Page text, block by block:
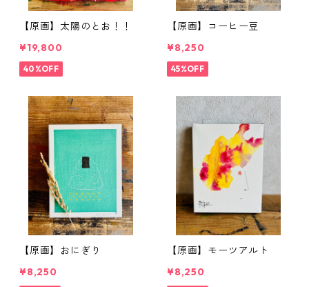
【原画】太陽のとお！！
¥19,800
40%OFF
【原画】コーヒー豆
¥8,250
45%OFF
【原画】おにぎり
¥8,250
【原画】モーツアルト
¥8,250